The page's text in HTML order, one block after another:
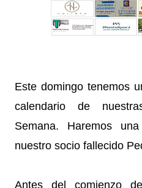
Este domingo tenemos
calendario de
Semana. Haremos
nuestro socio fallecido
Antes del comienzo